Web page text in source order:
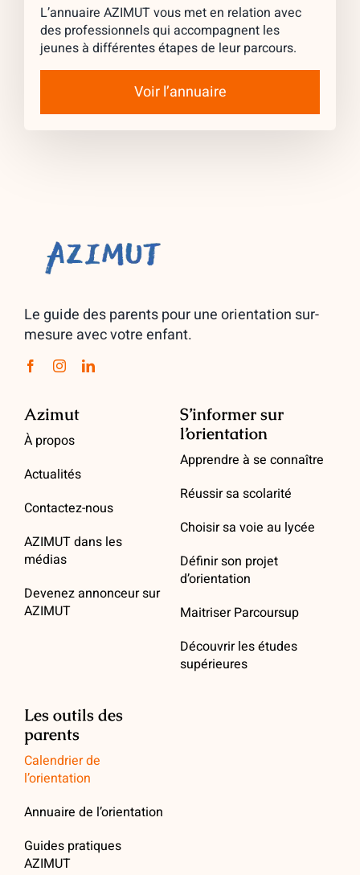
L’annuaire AZIMUT vous met en relation avec
des professionnels qui accompagnent les
jeunes à différentes étapes de leur parcours.
Voir l’annuaire
Le guide des parents pour une orientation sur-
mesure avec votre enfant.
Azimut
À propos
Actualités
Contactez-nous
AZIMUT dans les
médias
Devenez annonceur sur
AZIMUT
S’informer sur
l’orientation
Apprendre à se connaître
Réussir sa scolarité
Choisir sa voie au lycée
Définir son projet
d’orientation
Maitriser Parcoursup
Découvrir les études
supérieures
Les outils des
parents
Calendrier de
l’orientation
Annuaire de l’orientation
Guides pratiques
AZIMUT